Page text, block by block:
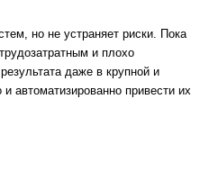
но не устраняет риски. Пока
и плохо
даже в крупной и
автоматизированно привести их